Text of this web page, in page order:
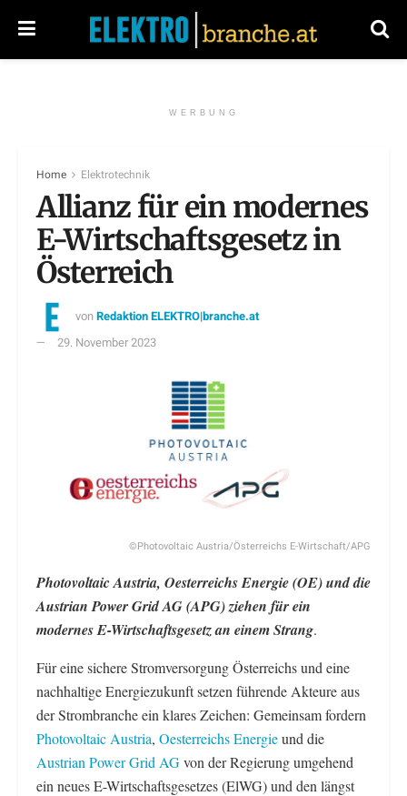
WERBUNG
Home Elektrotechnik
Allianz für ein modernes
E-Wirtschaftsgesetz in
Österreich
vonRedaktion ELEKTRO|branche.at
29. November 2023
©Photovoltaic Austria/Österreichs E-Wirtschaft/APG
Photovoltaic Austria, Oesterreichs Energie (OE) und die
Austrian Power Grid AG (APG) ziehen für ein
modernes E-Wirtschaftsgesetz an einem Strang.
Für eine sichere Stromversorgung Österreichs und eine
nachhaltige Energiezukunft setzen führende Akteure aus
der Strombranche ein klares Zeichen: Gemeinsam fordern
Photovoltaic Austria, Oesterreichs Energieund die
Austrian Power Grid AGvon der Regierung umgehend
ein neues E-Wirtschaftsgesetzes (ElWG) und den längst